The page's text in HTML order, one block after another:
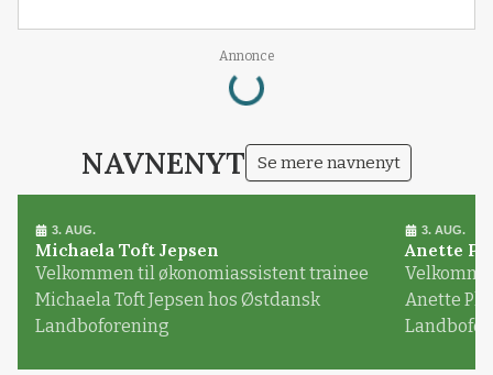
Annonce
Loading...
NAVNENYT Se mere navnenyt
3. AUG.
Michaela Toft Jepsen
Velkommen til økonomiassistent trainee
Michaela Toft Jepsen hos Østdansk
Landboforening
3. AUG.
Anette
Anette